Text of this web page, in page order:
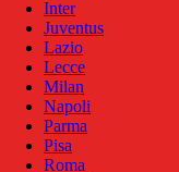
Inter
Juventus
Lazio
Lecce
Milan
Napoli
Parma
Pisa
Roma